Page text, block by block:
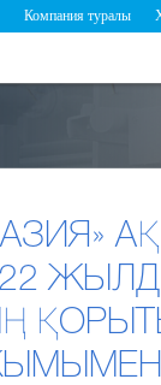
Компания туралы
АҚ